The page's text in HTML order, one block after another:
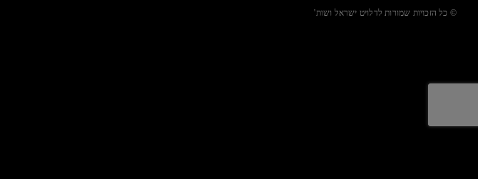
© כל הזכויות שמורות לדלויט ישראל ושות'